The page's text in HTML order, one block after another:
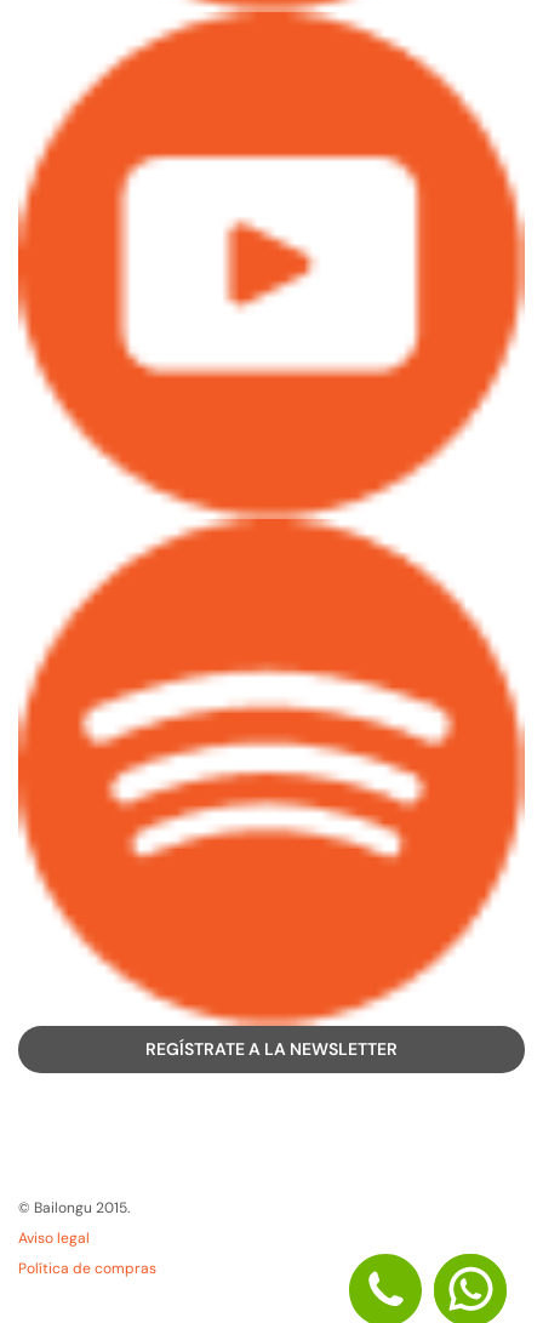
REGÍSTRATE A LA NEWSLETTER
© Bailongu 2015.
Aviso legal
Política de compras